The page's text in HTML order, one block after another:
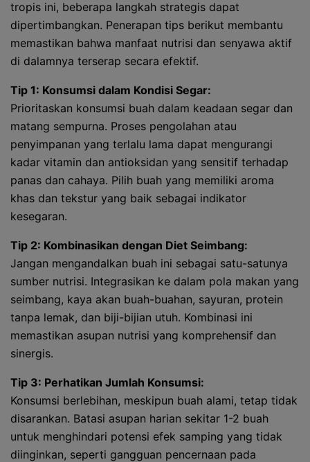
tropis ini, beberapa langkah strategis dapat
dipertimbangkan. Penerapan tips berikut membantu
memastikan bahwa manfaat nutrisi dan senyawa aktif
di dalamnya terserap secara efektif.
Tip 1: Konsumsi dalam Kondisi Segar:
Prioritaskan konsumsi buah dalam keadaan segar dan
matang sempurna. Proses pengolahan atau
penyimpanan yang terlalu lama dapat mengurangi
kadar vitamin dan antioksidan yang sensitif terhadap
panas dan cahaya. Pilih buah yang memiliki aroma
khas dan tekstur yang baik sebagai indikator
kesegaran.
Tip 2: Kombinasikan dengan Diet Seimbang:
Jangan mengandalkan buah ini sebagai satu-satunya
sumber nutrisi. Integrasikan ke dalam pola makan yang
seimbang, kaya akan buah-buahan, sayuran, protein
tanpa lemak, dan biji-bijian utuh. Kombinasi ini
memastikan asupan nutrisi yang komprehensif dan
sinergis.
Tip 3: Perhatikan Jumlah Konsumsi:
Konsumsi berlebihan, meskipun buah alami, tetap tidak
disarankan. Batasi asupan harian sekitar 1-2 buah
untuk menghindari potensi efek samping yang tidak
diinginkan, seperti gangguan pencernaan pada